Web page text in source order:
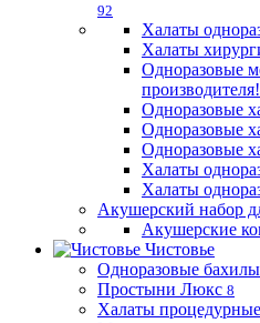
92
Халаты
Халаты
Одноразовые
производителя!
Одноразовые
Одноразовые
Одноразовые
Халаты
Халаты
Акушерский набор
Акушерские
Чистовье
Одноразовые бахилы
Простыни Люкс 8
Халаты процедурные